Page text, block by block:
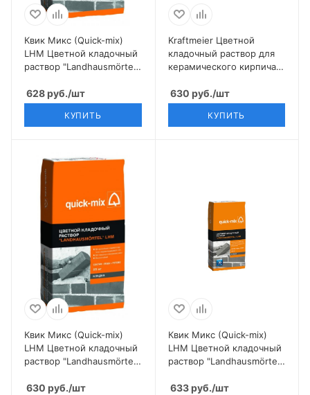
Квик Микс (Quick-mix)
LHM Цветной кладочный
раствор "Landhausmörtel",
628руб./шт
КУПИТЬ
Kraftmeier Цветной
кладочный раствор для
керамического кирпича с
желтый CERAM
630 руб./шт
КУПИТЬ
Квик Микс (Quick-mix)
LHM Цветной кладочный
раствор "Landhausmörtel",
630 руб./шт
Квик Микс (Quick-mix)
LHM Цветной кладочный
раствор "Landhausmörtel",
633руб./шт